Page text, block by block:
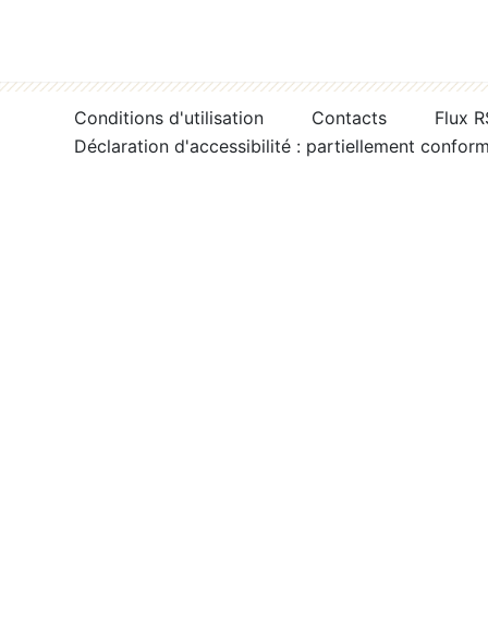
Conditions d'utilisation Contacts
Flux
Déclaration d'accessibilité : partiellement